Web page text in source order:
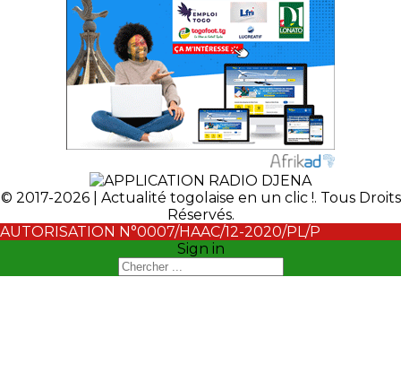
© 2017-2026 | Actualité togolaise en un clic !. Tous Droits
Réservés.
AUTORISATION N°0007/HAAC/12-2020/PL/P
Sign in